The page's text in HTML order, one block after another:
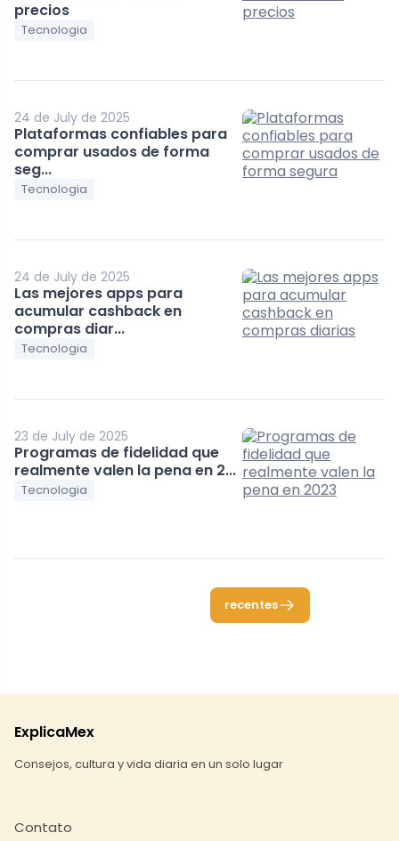
precios
Tecnologia
24 de July de 2025
Plataformas confiables para
comprar usados de forma
seg...
Tecnologia
24 de July de 2025
Las mejores apps para
acumular cashback en
compras diar...
Tecnologia
23 de July de 2025
Programas de fidelidad que
realmente valen la pena en 2...
Tecnologia
recentes
ExplicaMex
Consejos, cultura y vida diaria en un solo lugar
Contato